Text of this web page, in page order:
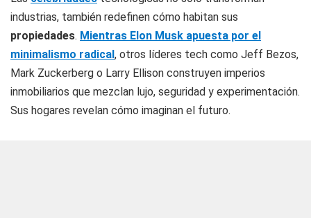
industrias, también redefinen cómo habitan sus
propiedades. Mientras Elon Musk apuesta por el
minimalismo radical, otros líderes tech como Jeff Bezos,
Mark Zuckerberg o Larry Ellison construyen imperios
inmobiliarios que mezclan lujo, seguridad y experimentación.
Sus hogares revelan cómo imaginan el futuro.